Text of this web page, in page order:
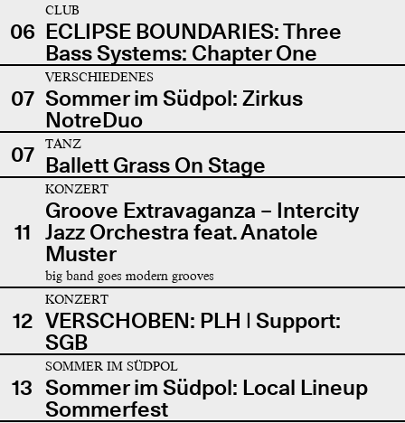
06
CLUB
ECLIPSE BOUNDARIES: Three
Bass Systems: Chapter One
07
VERSCHIEDENES
Sommer im Südpol: Zirkus
NotreDuo
07
TANZ
Ballett Grass On Stage
11
KONZERT
Groove Extravaganza – Intercity
Jazz Orchestra feat. Anatole
Muster
big band goes modern grooves
12
KONZERT
VERSCHOBEN: PLH | Support:
SGB
13
SOMMER IM SÜDPOL
Sommer im Südpol: Local Lineup
Sommerfest